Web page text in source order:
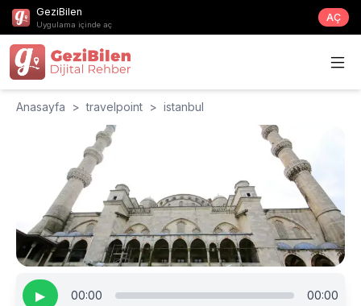
GeziBilen
Uygulama içinde aç
AÇ
Anasayfa > travelpoint > istanbul
▶ 00:00 00:00